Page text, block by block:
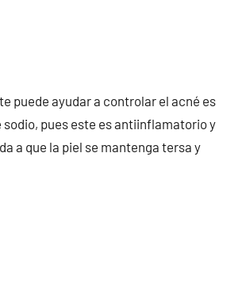
puede ayudar a controlar el acné es
sodio, pues este es antiinflamatorio y
a que la piel se mantenga tersa y